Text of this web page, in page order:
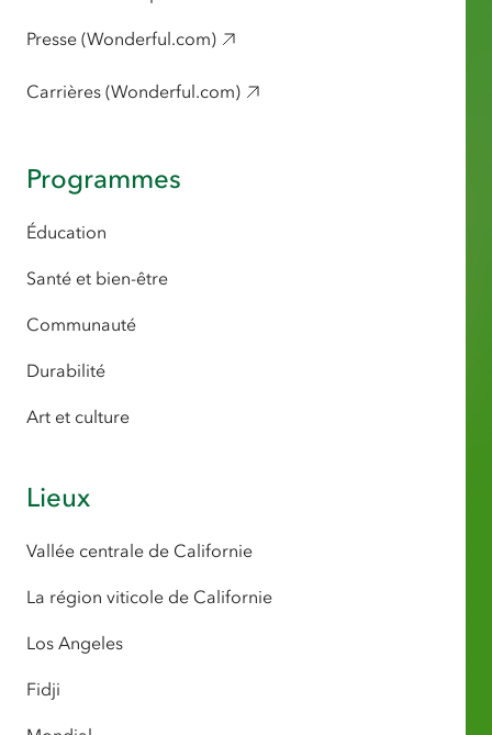
Presse (Wonderful.com)
Carrières (Wonderful.com)
Programmes
Éducation
Santé et bien-être
Communauté
Durabilité
Art et culture
Lieux
Vallée centrale de Californie
La région viticole de Californie
Los Angeles
Fidji